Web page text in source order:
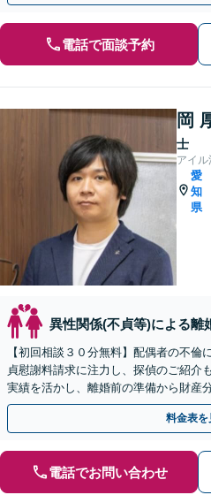
電話で面談予約
岡
士
アイ
愛
知
県
異性関係(不貞等)による離
【初回相談３０分無料】配偶者の不倫
貞慰謝料請求に注力し、探偵のご紹介
実績を活かし、離婚前の準備から財産
一歩を全力支援。LINE予約も受付中で
料金表を
電話でお問い合わせ